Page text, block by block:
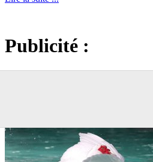
Publicité :